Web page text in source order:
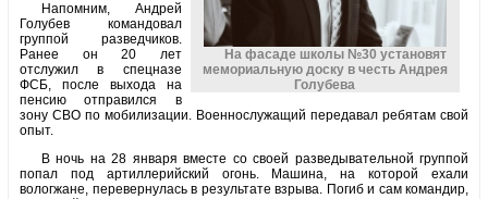
На фасаде школы №30 установят
мемориальную доску в честь Андрея
Голубева
Напомним, Андрей
Голубев командовал
группой разведчиков.
Ранее он 20 лет
отслужил в спецназе
ФСБ, после выхода на
пенсию отправился в
зону СВО по мобилизации. Военнослужащий передавал ребятам свой
опыт.
В ночь на 28 января вместе со своей разведывательной группой
попал под артиллерийский огонь. Машина, на которой ехали
вологжане, перевернулась в результате взрыва. Погиб и сам командир,